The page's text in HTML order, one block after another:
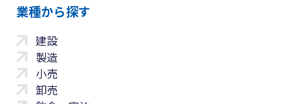
業種から探す
建設
製造
小売
卸売